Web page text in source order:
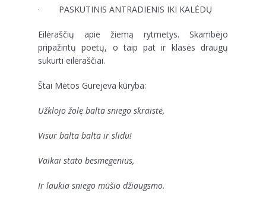
· PASKUTINIS ANTRADIENIS IKI KALĖDŲ
Eilėraščių apie žiemą rytmetys. Skambėjo
pripažintų poetų, o taip pat ir klasės draugų
sukurti eilėraščiai.
Štai Mėtos Gurejeva kūryba:
Užklojo žolę balta sniego skraistė,
Visur balta balta ir slidu!
Vaikai stato besmegenius,
Ir laukia sniego mūšio džiaugsmo.